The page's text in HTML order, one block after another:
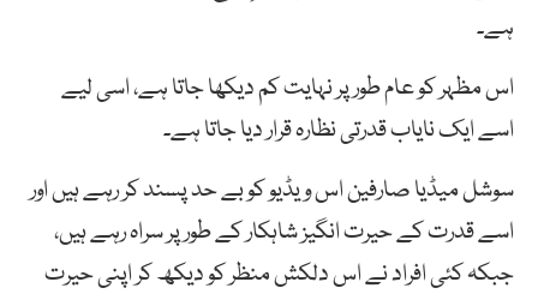
ہے۔
اس مظہر کو عام طور پر نہایت کم دیکھا جاتا ہے، اسی لیے
اسے ایک نایاب قدرتی نظارہ قرار دیا جاتا ہے۔
سوشل میڈیا صارفین اس ویڈیو کو بے حد پسند کر رہے ہیں اور
اسے قدرت کے حیرت انگیز شاہکار کے طور پر سراہ رہے ہیں،
جبکہ کئی افراد نے اس دلکش منظر کو دیکھ کر اپنی حیرت